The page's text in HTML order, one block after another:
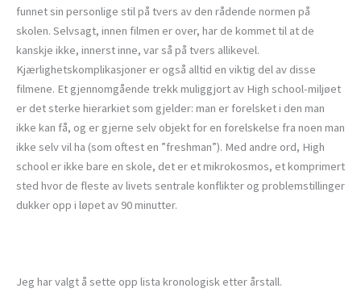
funnet sin personlige stil på tvers av den rådende normen på
skolen. Selvsagt, innen filmen er over, har de kommet til at de
kanskje ikke, innerst inne, var så på tvers allikevel.
Kjærlighetskomplikasjoner er også alltid en viktig del av disse
filmene. Et gjennomgående trekk muliggjort av High school-miljøet
er det sterke hierarkiet som gjelder: man er forelsket i den man
ikke kan få, og er gjerne selv objekt for en forelskelse fra noen man
ikke selv vil ha (som oftest en ”freshman”). Med andre ord, High
school er ikke bare en skole, det er et mikrokosmos, et komprimert
sted hvor de fleste av livets sentrale konflikter og problemstillinger
dukker opp i løpet av 90 minutter.
Jeg har valgt å sette opp lista kronologisk etter årstall.